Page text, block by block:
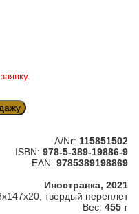
A/Nr: 115851502
ISBN: 978-5-389-19886-9
EAN: 9785389198869
Иностранка, 2021
твердый переплет
Вес: 455 г